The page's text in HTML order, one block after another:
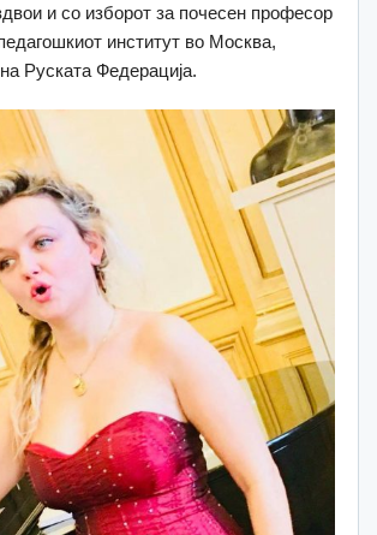
и со изборот за почесен професор
институт во Москва,
Руската Федерација.